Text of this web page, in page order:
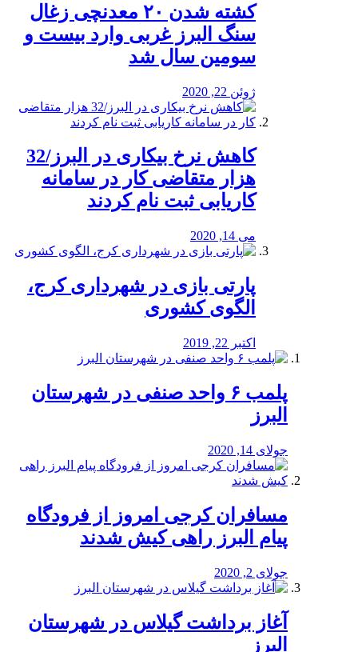
کشته شدن ۲۰ معدنچی زغال
سنگ البرز غربی وارد بیست و
سومین سال شد
ژوئن 22, 2020
کاهش نرخ بیکاری در البرز/32
هزار متقاضی کار در سامانه
کاریابی ثبت نام کردند
می 14, 2020
پارتی بازی در شهرداری کرج،
الگوی کشوری
اکتبر 22, 2019
پلمب ۶ واحد صنفی در شهرستان
البرز
جولای 14, 2020
مسافران کرجی امروز از فرودگاه
پیام البرز راهی کیش شدند
جولای 2, 2020
آغاز برداشت گیلاس در شهرستان
البرز